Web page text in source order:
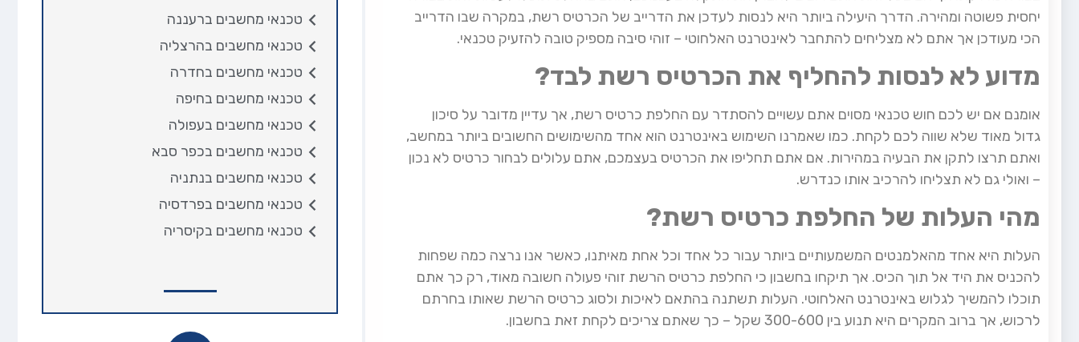
יחסית פשוטה ומהירה. הדרך היעילה ביותר היא לנסות לעדכן את הדרייב של הכרטיס רשת, במקרה שבו הדרייב
הכי מעודכן אך אתם לא מצליחים להתחבר לאינטרנט האלחוטי – זוהי סיבה מספיק טובה להזעיק טכנאי.
מדוע לא לנסות להחליף את הכרטיס רשת לבד?
אומנם אם יש לכם חוש טכנאי מסוים אתם עשויים להסתדר עם החלפת כרטיס רשת, אך עדיין מדובר על סיכון
גדול מאוד שלא שווה לכם לקחת. כמו שאמרנו השימוש באינטרנט הוא אחד מהשימושים החשובים ביותר במחשב,
ואתם תרצו לתקן את הבעיה במהירות. אם אתם תחליפו את הכרטיס בעצמכם, אתם עלולים לבחור כרטיס לא נכון
– ואולי גם לא תצליחו להרכיב אותו כנדרש.
מהי העלות של החלפת כרטיס רשת?
העלות היא אחד מהאלמנטים המשמעותיים ביותר עבור כל אחד וכל אחת מאיתנו, כאשר אנו נרצה כמה שפחות
להכניס את היד אל תוך הכיס. אך תיקחו בחשבון כי החלפת כרטיס הרשת זוהי פעולה חשובה מאוד, רק כך אתם
תוכלו להמשיך לגלוש באינטרנט האלחוטי. העלות תשתנה בהתאם לאיכות ולסוג כרטיס הרשת שאותו בחרתם
לרכוש, אך ברוב המקרים היא תנוע בין 300-600 שקל – כך שאתם צריכים לקחת זאת בחשבון.
טכנאי מחשבים ברעננה
טכנאי מחשבים בהרצליה
טכנאי מחשבים בחדרה
טכנאי מחשבים בחיפה
טכנאי מחשבים בעפולה
טכנאי מחשבים בכפר סבא
טכנאי מחשבים בנתניה
טכנאי מחשבים בפרדסיה
טכנאי מחשבים בקיסריה